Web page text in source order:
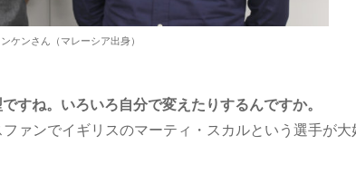
ケンさん（マレーシア出身）
すね。いろいろ自分で変えたりするんですか。
ァンでイギリスのマーティ・スカルという選手が